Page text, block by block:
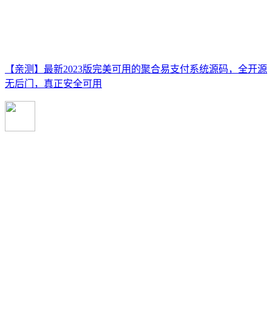
【亲测】最新2023版完美可用的聚合易支付系统源码，全开源
无后门，真正安全可用